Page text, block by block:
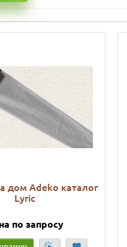
дом Adeko каталог
Lyric
по запросу